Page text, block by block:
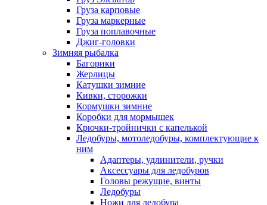
Груза карповые
Груза маркерные
Груза поплавочные
Джиг-головки
Зимняя рыбалка
Багорики
Жерлицы
Катушки зимние
Кивки, сторожки
Кормушки зимние
Коробки для мормышек
Крючки-тройнички с капелькой
Ледобуры, мотоледобуры, комплектующие к
ним
Адаптеры, удлинители, ручки
Аксессуары для ледобуров
Головы режущие, винты
Ледобуры
Ножи для ледобура